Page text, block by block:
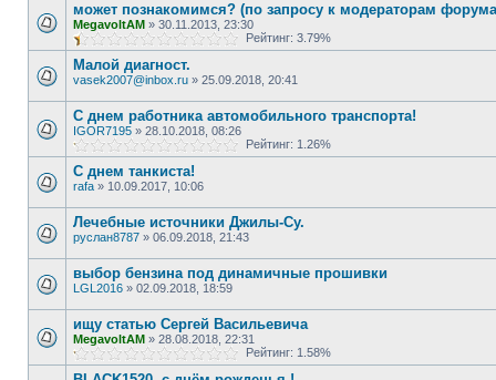
может познакомимся? (по запросу к модераторам
MegavoltAM » 30.11.2013, 23:30
Рейтинг: 3.79%
Малой диагност.
vasek2007@inbox.ru » 25.09.2018, 20:41
С днем работника автомобильного транспорта!
IGOR7195 » 28.10.2018, 08:26
Рейтинг: 1.26%
С днем танкиста!
rafa » 10.09.2017, 10:06
Лечебные источники Джилы-Су.
руслан8787 » 06.09.2018, 21:43
выбор бензина под динамичные прошивки
LGL2016 » 02.09.2018, 18:59
ищу статью Сергей Васильевича
MegavoltAM » 28.08.2018, 22:31
Рейтинг: 1.58%